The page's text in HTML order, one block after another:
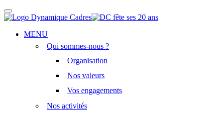
Afficher/masquer
la
Aller
MENU
Qui sommes-nous ?
Organisation
Nos valeurs
Vos engagements
Nos activités